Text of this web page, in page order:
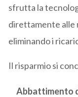
sfrutta la
direttamente alle
eliminando i
Il risparmio si
Abbattimento